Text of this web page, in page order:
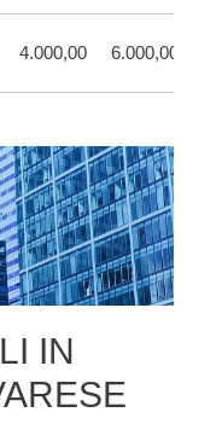
4.000,00 6.000,00
IN